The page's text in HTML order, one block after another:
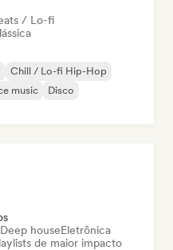
/ Lo-fi
Chill / Lo-fi Hip-Hop
music
Disco
Deep houseEletrônica
de maior impacto